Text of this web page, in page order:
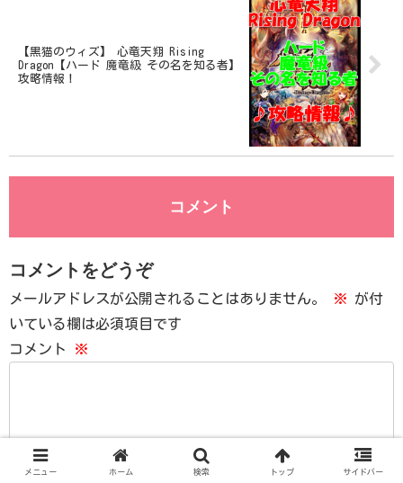
【黒猫のウィズ】 心竜天翔 Rising
Dragon【ハード 魔竜級 その名を知る者】
攻略情報！
コメント
コメントをどうぞ
メールアドレスが公開されることはありません。 ※ が付
いている欄は必須項目です
コメント
※
メニュー ホーム 検索 トップ サイドバー